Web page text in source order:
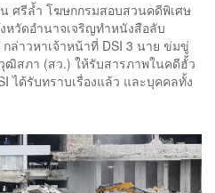
ศรีล้ำ โฆษกกรมสอบสวนคดีพิเศษ
หวัดอำนาจเจริญทำหนังสือลับ
ล่าวหาเจ้าหน้าที่ DSI 3 นาย ข่มขู่
สภา (สว.) ให้รับสารภาพในคดีฮั้ว
ได้รับทราบเรื่องแล้ว และบุคคลทั้ง